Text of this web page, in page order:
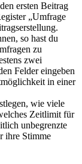
ersten Beitrag
„Umfrage
so hast du
zu
zwei
Felder eingeben
in einer
wie viele
Zeitlimit für
unbegrenzte
ihre Stimme